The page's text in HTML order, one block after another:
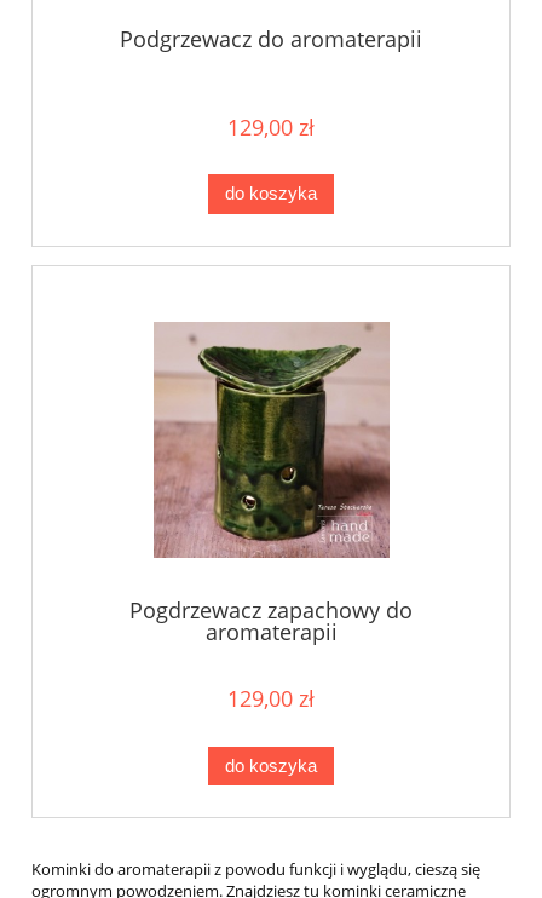
Podgrzewacz do aromaterapii
129,00 zł
do koszyka
Pogdrzewacz zapachowy do
aromaterapii
129,00 zł
do koszyka
Kominki do aromaterapii z powodu funkcji i wyglądu, cieszą się
ogromnym powodzeniem. Znajdziesz tu kominki ceramiczne